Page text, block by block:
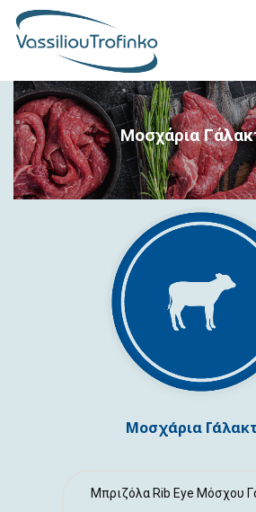
ΕΤΑΙΡΕΙΑ
ΠΑΡΑΓΩΓΗ
ΠΡΟΪΟΝΤΑ
ΠΙΣΤΟΠΟΙΗΣΕΙΣ ΠΟΙΟΤΗΤΑΣ
ΕΤΑΙΡΙΚΗ ΕΥΘΥΝΗ
ΠΑΓΚΟΣΜΙΑ ΠΑΡΟΥΣΙΑ
Μοσχάρια
Μοσχάρια
Μπριζόλα Rib Eye Μόσχου